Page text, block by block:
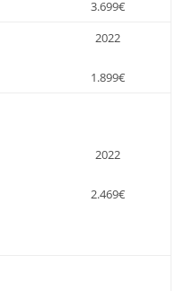
3.699€
2022
1.899€
2022
2.469€